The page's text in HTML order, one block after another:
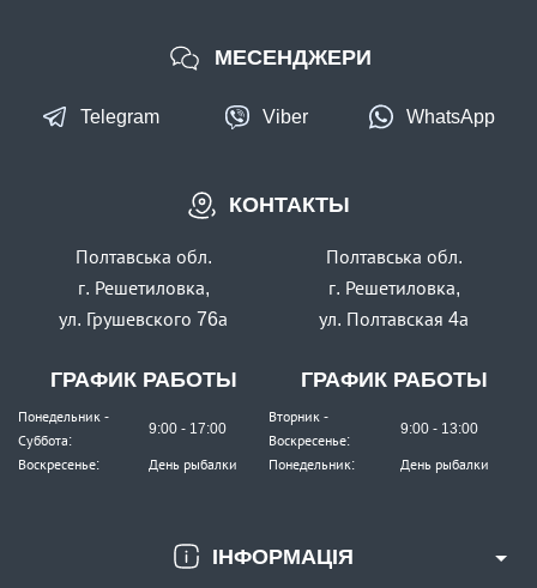
ІНФОРМАЦІЯ
КОНТАКТЫ
Полтавська обл.
г. Решетиловка,
ул. Грушевского 76а
ГРАФИК РАБОТЫ
Понедельник -
Суббота:
9:00 - 17:00
Воскресенье: День рыбалки
Полтавська обл.
г. Решетиловка,
ул. Полтавская 4а
ГРАФИК РАБОТЫ
Вторник -
Воскресенье:
9:00 - 13:00
Понедельник: День рыбалки
МЕСЕНДЖЕРИ
Telegram Viber WhatsApp